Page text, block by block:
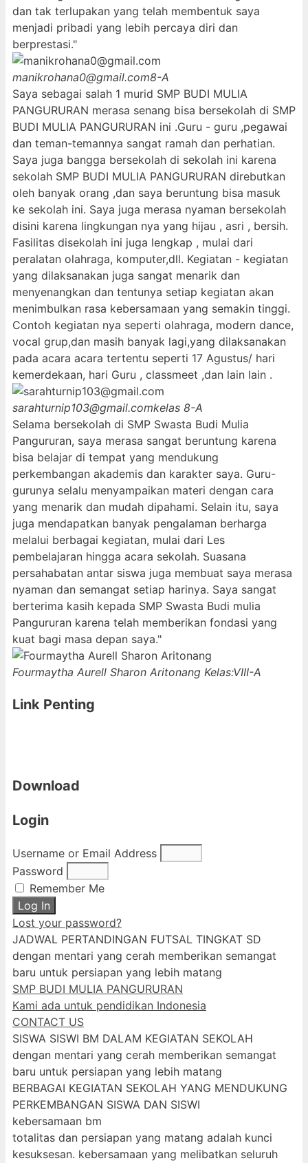
dan tak terlupakan yang telah membentuk saya
menjadi pribadi yang lebih percaya diri dan
berprestasi."
manikrohana0@gmail.com8-A
Saya sebagai salah 1 murid SMP BUDI MULIA
PANGURURAN merasa senang bisa bersekolah di SMP
BUDI MULIA PANGURURAN ini .Guru - guru ,pegawai
dan teman-temannya sangat ramah dan perhatian.
Saya juga bangga bersekolah di sekolah ini karena
sekolah SMP BUDI MULIA PANGURURAN direbutkan
oleh banyak orang ,dan saya beruntung bisa masuk
ke sekolah ini. Saya juga merasa nyaman bersekolah
disini karena lingkungan nya yang hijau , asri , bersih.
Fasilitas disekolah ini juga lengkap , mulai dari
peralatan olahraga, komputer,dll. Kegiatan - kegiatan
yang dilaksanakan juga sangat menarik dan
menyenangkan dan tentunya setiap kegiatan akan
menimbulkan rasa kebersamaan yang semakin tinggi.
Contoh kegiatan nya seperti olahraga, modern dance,
vocal grup,dan masih banyak lagi,yang dilaksanakan
pada acara acara tertentu seperti 17 Agustus/ hari
kemerdekaan, hari Guru , classmeet ,dan lain lain .
sarahturnip103@gmail.comkelas 8-A
Selama bersekolah di SMP Swasta Budi Mulia
Pangururan, saya merasa sangat beruntung karena
bisa belajar di tempat yang mendukung
perkembangan akademis dan karakter saya. Guru-
gurunya selalu menyampaikan materi dengan cara
yang menarik dan mudah dipahami. Selain itu, saya
juga mendapatkan banyak pengalaman berharga
melalui berbagai kegiatan, mulai dari Les
pembelajaran hingga acara sekolah. Suasana
persahabatan antar siswa juga membuat saya merasa
nyaman dan semangat setiap harinya. Saya sangat
berterima kasih kepada SMP Swasta Budi mulia
Pangururan karena telah memberikan fondasi yang
kuat bagi masa depan saya."
Fourmaytha Aurell Sharon Aritonang Kelas:VIII-A
Link Penting
Download
Login
Username or Email Address
Password
Remember Me
Log In
Lost your password?
JADWAL PERTANDINGAN FUTSAL TINGKAT SD
dengan mentari yang cerah memberikan semangat
baru untuk persiapan yang lebih matang
SMP BUDI MULIA PANGURURAN
Kami ada untuk pendidikan Indonesia
CONTACT US
SISWA SISWI BM DALAM KEGIATAN SEKOLAH
dengan mentari yang cerah memberikan semangat
baru untuk persiapan yang lebih matang
BERBAGAI KEGIATAN SEKOLAH YANG MENDUKUNG
PERKEMBANGAN SISWA DAN SISWI
kebersamaan bm
totalitas dan persiapan yang matang adalah kunci
kesuksesan. kebersamaan yang melibatkan seluruh